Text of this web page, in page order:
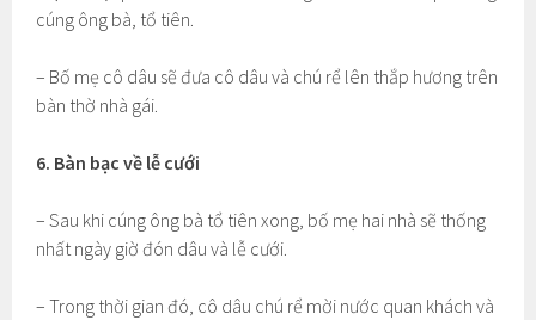
cúng ông bà, tổ tiên.
– Bố mẹ cô dâu sẽ đưa cô dâu và chú rể lên thắp hương trên
bàn thờ nhà gái.
6. Bàn bạc về lễ cưới
– Sau khi cúng ông bà tổ tiên xong, bố mẹ hai nhà sẽ thống
nhất ngày giờ đón dâu và lễ cưới.
– Trong thời gian đó, cô dâu chú rể mời nước quan khách và